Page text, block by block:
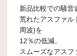
新品比較での騒
荒れたアスファル
周波)を
12％の低減、
スムーズなアスフ